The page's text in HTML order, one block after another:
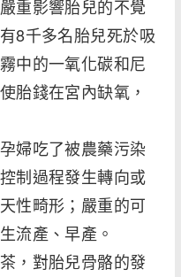
重影響胎兒的不覺
8千多名胎兒死於吸
中的一氧化碳和尼
胎錢在宮內缺氧，
婦吃了被農藥污染
制過程發生轉向或
性畸形；嚴重的可
流產、早產。
，對胎兒骨骼的發